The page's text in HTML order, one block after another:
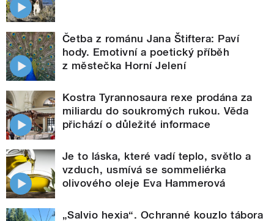
Četba z románu Jana Štiftera: Paví
hody. Emotivní a poetický příběh
z městečka Horní Jelení
Kostra Tyrannosaura rexe prodána za
miliardu do soukromých rukou. Věda
přichází o důležité informace
Je to láska, které vadí teplo, světlo a
vzduch, usmívá se sommeliérka
olivového oleje Eva Hammerová
„Salvio hexia“. Ochranné kouzlo tábora